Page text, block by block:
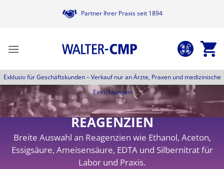
Partner Ihrer Praxis seit 1894
Exklusiv für Geschäftskunden –Verkauf nur an Ärzte, Praxen und medizinische
Einrichtungen
REAGENZIEN
Breite Auswahl an Reagenzien wie Ethanol, Aceton,
Essigsäure, Ameisensäure, EDTA und Silbernitrat für
Labor und Praxis.